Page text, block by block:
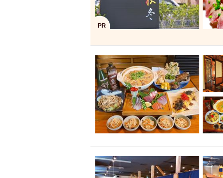
大部屋50名以上～
ハッピーアワー
ア
アレルギー対応可能
ダイエット中におスス
ソファー
激辛料理
ファーストフード
スクリーン
スペイ
カニ
カフェ ジ
餃子
キリン 分
ホッピー
焼肉
マイク
サッポロ
PR